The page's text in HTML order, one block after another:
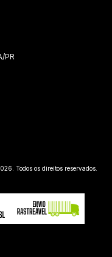
PR
Todos os direitos reservados.